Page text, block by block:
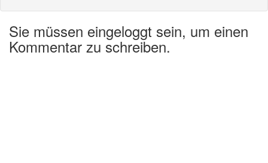
Sie müssen eingeloggt sein, um einen
Kommentar zu schreiben.